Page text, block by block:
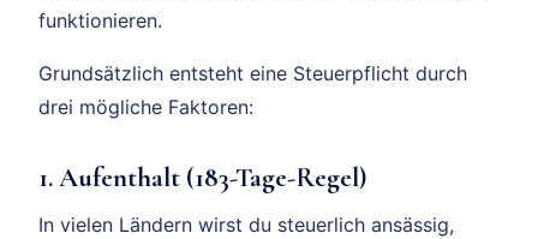
funktionieren.
Grundsätzlich entsteht eine Steuerpflicht durch
drei mögliche Faktoren:
1. Aufenthalt (183-Tage-Regel)
In vielen Ländern wirst du steuerlich ansässig,